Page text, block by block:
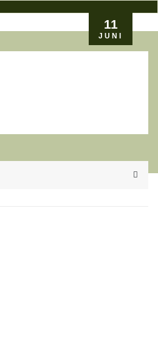
11
JUNI